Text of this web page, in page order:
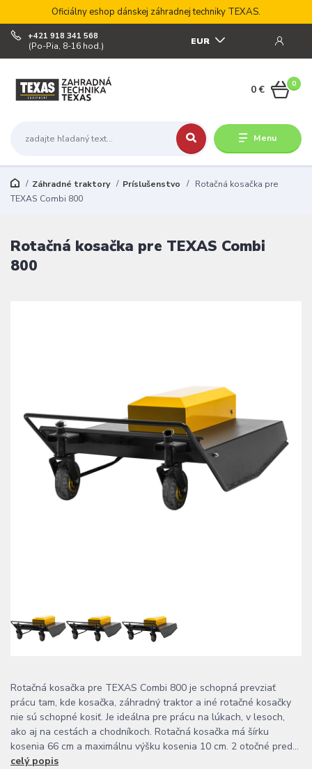
Oficiálny eshop dánskej záhradnej techniky TEXAS.
Menu
EUR
+421 918 341 568
(Po-Pia, 8-16 hod.)
0
0 €
Záhradné traktory Príslušenstvo
Rotačná kosačka pre
TEXAS Combi 800
Rotačná kosačka pre TEXAS Combi
800
Rotačná kosačka pre TEXAS Combi 800 je schopná prevziať
prácu tam, kde kosačka, záhradný traktor a iné rotačné kosačky
nie sú schopné kosiť. Je ideálna pre prácu na lúkach, v lesoch,
ako aj na cestách a chodníkoch. Rotačná kosačka má šírku
kosenia 66 cm a maximálnu výšku kosenia 10 cm. 2 otočné pred...
celý popis